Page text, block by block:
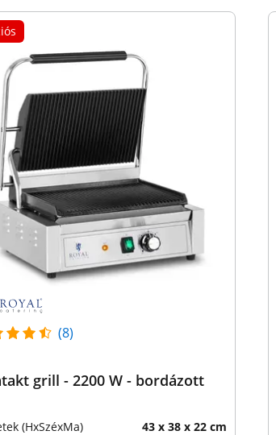
(8)
grill - 2200 W - bordázott
(HxSzéxMa) 43 x 38 x 22 cm